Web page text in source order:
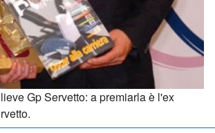
Gp Servetto: a premiarla è l'ex